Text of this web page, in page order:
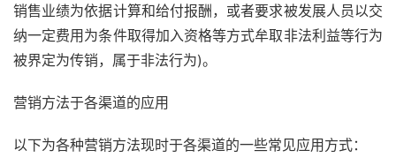
销售业绩为依据计算和给付报酬，或者要求被发展人员以交
纳一定费用为条件取得加入资格等方式牟取非法利益等行为
被界定为传销，属于非法行为)。
营销方法于各渠道的应用
以下为各种营销方法现时于各渠道的一些常见应用方式：